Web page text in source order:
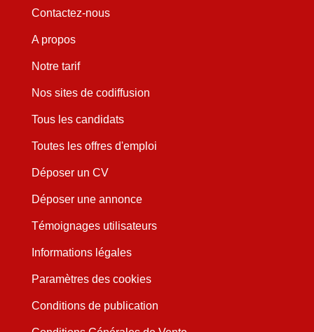
Contactez-nous
A propos
Notre tarif
Nos sites de codiffusion
Tous les candidats
Toutes les offres d'emploi
Déposer un CV
Déposer une annonce
Témoignages utilisateurs
Informations légales
Paramètres des cookies
Conditions de publication